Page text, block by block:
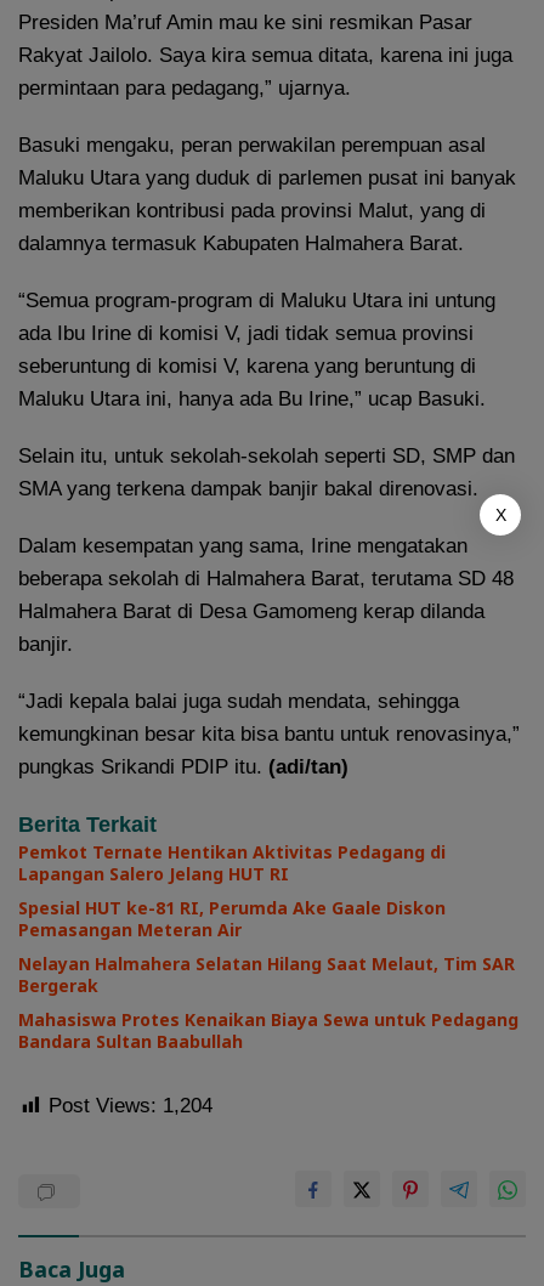
Presiden Ma’ruf Amin mau ke sini resmikan Pasar
Rakyat Jailolo. Saya kira semua ditata, karena ini juga
permintaan para pedagang,” ujarnya.
Basuki mengaku, peran perwakilan perempuan asal
Maluku Utara yang duduk di parlemen pusat ini banyak
memberikan kontribusi pada provinsi Malut, yang di
dalamnya termasuk Kabupaten Halmahera Barat.
“Semua program-program di Maluku Utara ini untung
ada Ibu Irine di komisi V, jadi tidak semua provinsi
seberuntung di komisi V, karena yang beruntung di
Maluku Utara ini, hanya ada Bu Irine,” ucap Basuki.
Selain itu, untuk sekolah-sekolah seperti SD, SMP dan
SMA yang terkena dampak banjir bakal direnovasi.
Dalam kesempatan yang sama, Irine mengatakan
beberapa sekolah di Halmahera Barat, terutama SD 48
Halmahera Barat di Desa Gamomeng kerap dilanda
banjir.
“Jadi kepala balai juga sudah mendata, sehingga
kemungkinan besar kita bisa bantu untuk renovasinya,”
pungkas Srikandi PDIP itu. (adi/tan)
Berita Terkait
Pemkot Ternate Hentikan Aktivitas Pedagang di
Lapangan Salero Jelang HUT RI
Spesial HUT ke-81 RI, Perumda Ake Gaale Diskon
Pemasangan Meteran Air
Nelayan Halmahera Selatan Hilang Saat Melaut, Tim SAR
Bergerak
Mahasiswa Protes Kenaikan Biaya Sewa untuk Pedagang
Bandara Sultan Baabullah
Post Views: 1,204
Baca Juga
X